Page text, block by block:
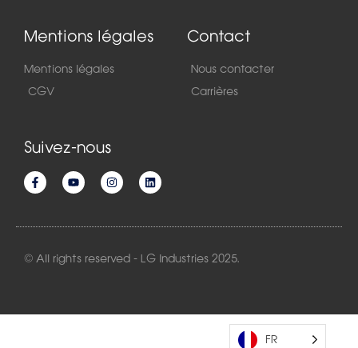
Mentions légales
Mentions légales
CGV
Contact
Nous contacter
Carrières
Suivez-nous
© All rights reserved - LG Industries 2025.
FR